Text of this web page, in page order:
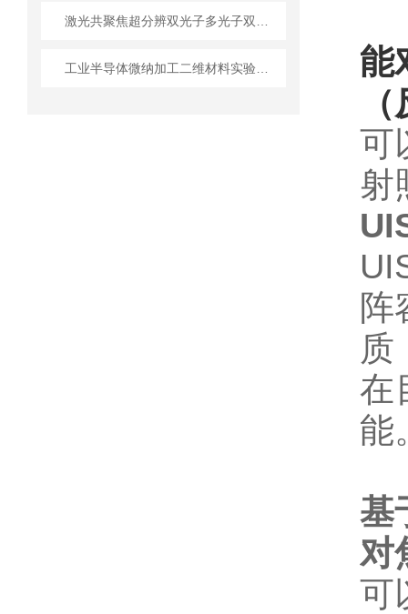
能
可
射
阵
质
在
能
基
对
可